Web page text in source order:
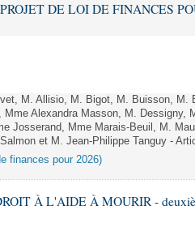
DE LOI DE FINANCES
M. Allisio, M. Bigot, M. Buisson, M.
Mme Alexandra Masson, M. Dessigny,
Josserand, Mme Marais-Beuil, M.
et M. Jean-Philippe Tanguy -
finances pour 2026)
À L'AIDE À MOURIR -